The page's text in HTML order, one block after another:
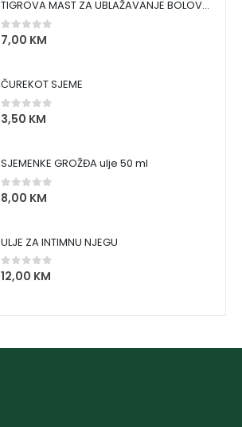
TIGROVA MAST ZA UBLAŽAVANJE BOLOVA I ZAGRIJAVANJE MIŠIĆA
0 out of 5
7,00 KM
ČUREKOT SJEME
0 out of 5
3,50 KM
SJEMENKE GROŽĐA ulje 50 ml
0 out of 5
8,00 KM
ULJE ZA INTIMNU NJEGU
0out of 5
12,00 KM